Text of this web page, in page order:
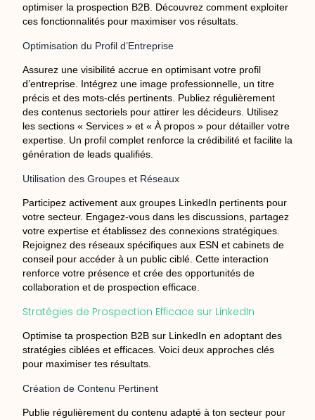
optimiser la prospection B2B. Découvrez comment exploiter
ces fonctionnalités pour maximiser vos résultats.
Optimisation du Profil d’Entreprise
Assurez une visibilité accrue en optimisant votre profil
d’entreprise. Intégrez une image professionnelle, un titre
précis et des mots-clés pertinents. Publiez régulièrement
des contenus sectoriels pour attirer les décideurs. Utilisez
les sections « Services » et « À propos » pour détailler votre
expertise. Un profil complet renforce la crédibilité et facilite la
génération de leads qualifiés.
Utilisation des Groupes et Réseaux
Participez activement aux groupes LinkedIn pertinents pour
votre secteur. Engagez-vous dans les discussions, partagez
votre expertise et établissez des connexions stratégiques.
Rejoignez des réseaux spécifiques aux ESN et cabinets de
conseil pour accéder à un public ciblé. Cette interaction
renforce votre présence et crée des opportunités de
collaboration et de prospection efficace.
Stratégies de Prospection Efficace sur LinkedIn
Optimise ta prospection B2B sur LinkedIn en adoptant des
stratégies ciblées et efficaces. Voici deux approches clés
pour maximiser tes résultats.
Création de Contenu Pertinent
Publie régulièrement du contenu adapté à ton secteur pour